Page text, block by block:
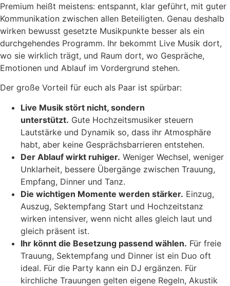
Premium heißt meistens: entspannt, klar geführt, mit guter
Kommunikation zwischen allen Beteiligten. Genau deshalb
wirken bewusst gesetzte Musikpunkte besser als ein
durchgehendes Programm. Ihr bekommt Live Musik dort,
wo sie wirklich trägt, und Raum dort, wo Gespräche,
Emotionen und Ablauf im Vordergrund stehen.
Der große Vorteil für euch als Paar ist spürbar:
Live Musik stört nicht, sondern
unterstützt. Gute Hochzeitsmusiker steuern
Lautstärke und Dynamik so, dass ihr Atmosphäre
habt, aber keine Gesprächsbarrieren entstehen.
Der Ablauf wirkt ruhiger. Weniger Wechsel, weniger
Unklarheit, bessere Übergänge zwischen Trauung,
Empfang, Dinner und Tanz.
Die wichtigen Momente werden stärker. Einzug,
Auszug, Sektempfang Start und Hochzeitstanz
wirken intensiver, wenn nicht alles gleich laut und
gleich präsent ist.
Ihr könnt die Besetzung passend wählen. Für freie
Trauung, Sektempfang und Dinner ist ein Duo oft
ideal. Für die Party kann ein DJ ergänzen. Für
kirchliche Trauungen gelten eigene Regeln, Akustik